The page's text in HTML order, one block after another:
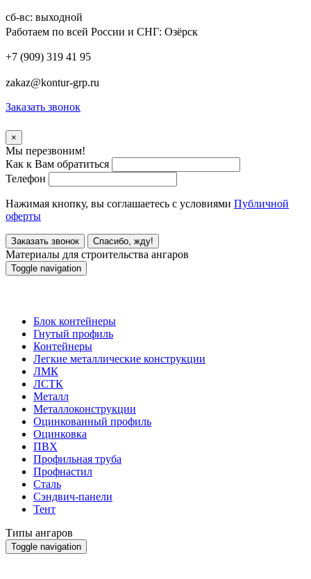
сб-вс: выходной
Работаем по всей России и СНГ: Озёрск
+7 (909) 319 41 95
zakaz@kontur-grp.ru
Заказать звонок
×
Мы перезвоним!
Как к Вам обратиться
Телефон
Нажимая кнопку, вы соглашаетесь с условиями Публичной
оферты
Заказать звонок Спасибо, жду!
Материалы для строительства ангаров
Toggle navigation
Блок контейнеры
Гнутый профиль
Контейнеры
Легкие металлические конструкции
ЛМК
ЛСТК
Металл
Металлоконструкции
Оцинкованный профиль
Оцинковка
ПВХ
Профильная труба
Профнастил
Сталь
Сэндвич-панели
Тент
Типы ангаров
Toggle navigation